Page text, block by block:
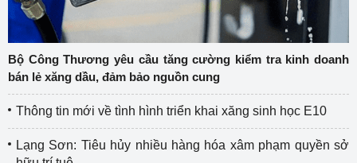
Bộ Công Thương yêu cầu tăng cường kiểm tra kinh doanh
bán lẻ xăng dầu, đảm bảo nguồn cung
Thông tin mới về tình hình triển khai xăng sinh học E10
Lạng Sơn: Tiêu hủy nhiều hàng hóa xâm phạm quyền sở